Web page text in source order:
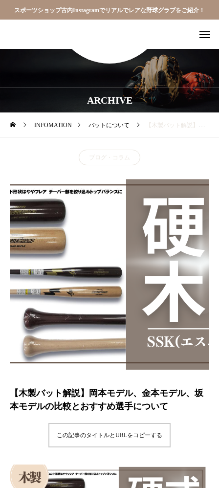
スポーツショップ古内Instagramでリアルでレアな野球グラブをご紹介！
ARCHIVE
INFOMATION バットについて 【木製バット解説】岡本モデル、金本モデル、坂本モデルの比較とおすすめ選手について
ブログ・コラム
【木製バット解説】岡本モデル、金本モデル、坂
本モデルの比較とおすすめ選手について
この記事のタイトルとURLをコピーする